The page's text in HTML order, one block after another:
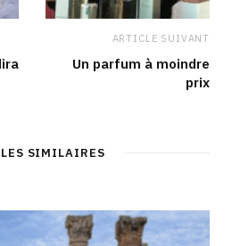
ARTICLE SUIVANT
Un parfum à moindre
prix
SIMILAIRES